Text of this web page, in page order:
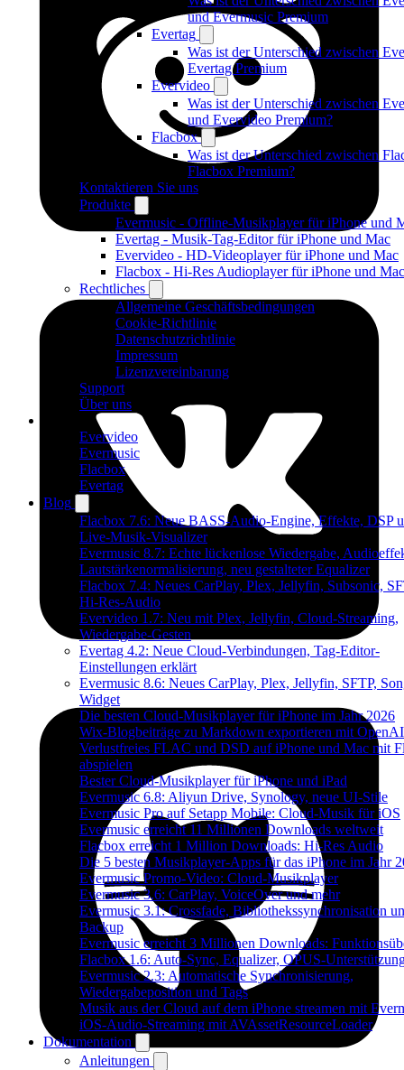
und Evermusic Premium
Evertag
Was ist der Unterschied zwischen
Evertag Premium
Evervideo
Was ist der Unterschied zwischen
und Evervideo Premium?
Flacbox
Was ist der Unterschied zwischen
Flacbox Premium?
Kontaktieren Sie uns
Produkte
Evermusic - Offline-Musikplayer für iPhone und
Evertag - Musik-Tag-Editor für iPhone und Mac
Evervideo - HD-Videoplayer für iPhone und Mac
Flacbox - Hi-Res Audioplayer für iPhone und Mac
Rechtliches
Allgemeine Geschäftsbedingungen
Cookie-Richtlinie
Datenschutzrichtlinie
Impressum
Lizenzvereinbarung
Support
Über uns
Evervideo
Evermusic
Flacbox
Evertag
Blog
Flacbox 7.6: Neue BASS-Audio-Engine, Effekte, DSP
Live-Musik-Visualizer
Evermusic 8.7: Echte lückenlose Wiedergabe,
Lautstärkenormalisierung, neu gestalteter Equalizer
Flacbox 7.4: Neues CarPlay, Plex, Jellyfin, Subsonic,
Hi-Res-Audio
Evervideo 1.7: Neu mit Plex, Jellyfin, Cloud-Streaming,
Wiedergabe-Gesten
Evertag 4.2: Neue Cloud-Verbindungen, Tag-Editor-
Einstellungen erklärt
Evermusic 8.6: Neues CarPlay, Plex, Jellyfin, SFTP,
Widget
Die besten Cloud-Musikplayer für iPhone im Jahr 2026
Wix-Blogbeiträge zu Markdown exportieren mit OpenAI
Verlustfreies FLAC und DSD auf iPhone und Mac mit
abspielen
Bester Cloud-Musikplayer für iPhone und iPad
Evermusic 6.8: Aliyun Drive, Synology, neue UI-Stile
Evermusic Pro auf Setapp Mobile: Cloud-Musik für iOS
Evermusic erreicht 11 Millionen Downloads weltweit
Flacbox erreicht 1 Million Downloads: Hi-Res Audio
Die 5 besten Musikplayer-Apps für das iPhone im Jahr
Evermusic Promo-Video: Cloud-Musikplayer
Evermusic 3.6: CarPlay, VoiceOver und mehr
Evermusic 3.1: Crossfade, Bibliothekssynchronisation
Backup
Evermusic erreicht 3 Millionen Downloads:
Flacbox 1.6: Auto-Sync, Equalizer, OPUS-
Evermusic 2.3: Automatische Synchronisierung,
Wiedergabeposition und Tags
Musik aus der Cloud auf dem iPhone streamen mit
iOS-Audio-Streaming mit AVAssetResourceLoader
Dokumentation
Anleitungen